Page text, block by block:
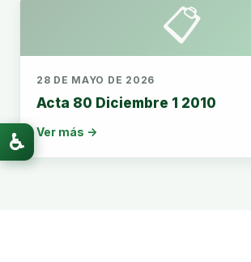
📋
28 DE MAYO DE 2026
Acta 80 Diciembre 1 2010
Ver más →
♿